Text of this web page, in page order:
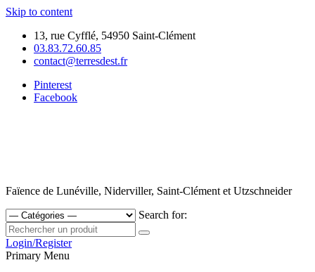
Skip to content
13, rue Cyfflé, 54950 Saint-Clément
03.83.72.60.85
contact@terresdest.fr
Pinterest
Facebook
Faïence de Lunéville, Niderviller, Saint-Clément et Utzschneider
Search for:
Login/Register
Primary Menu